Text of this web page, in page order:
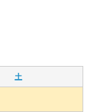
土